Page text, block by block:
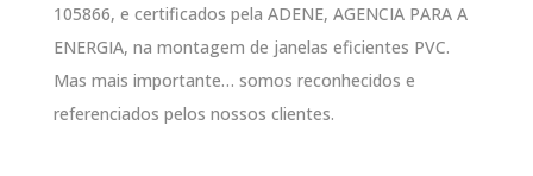
105866, e certificados pela ADENE, AGENCIA PARA A
ENERGIA, na montagem de janelas eficientes PVC.
Mas mais importante… somos reconhecidos e
referenciados pelos nossos clientes.